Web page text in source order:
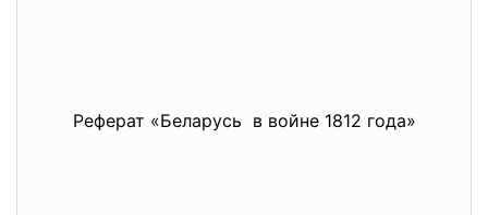
Реферат «Беларусь в войне 1812 года»